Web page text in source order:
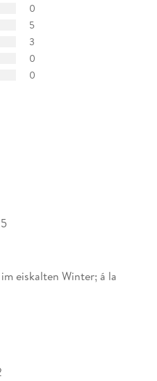
0
5
3
0
0
eiskalten Winter; á la